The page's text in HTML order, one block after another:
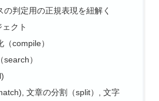
の判定用の正規表現を紐解く
クト
compile）
）
文章の分割（split）, 文字